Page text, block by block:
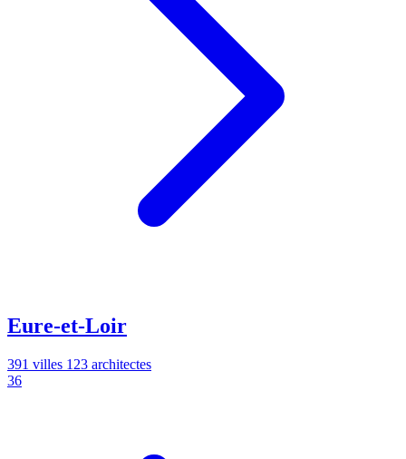
Eure-et-Loir
391 villes 123 architectes
36